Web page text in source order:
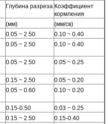
Глубина разреза Коэффициент
кормления
(мм)
(мм/св)
0.05 ~ 2.50
0.10 ~ 0.40
0.05 ~ 2.50 0.10 ~ 0.40
0.05 ~ 2.50 0.05 ~ 0.25
0.15 ~ 2.50
0.05 ~ 0.20
0.05 ~ 0.60 0.10 ~ 0.20
0.15-0.50
0.03 ~ 0.25
0.15 ~ 2.50
0.15-0.40